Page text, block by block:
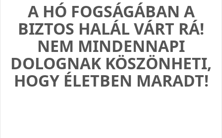
A HÓ FOGSÁGÁBAN A
BIZTOS HALÁL VÁRT RÁ!
NEM MINDENNAPI
DOLOGNAK KÖSZÖNHETI,
HOGY ÉLETBEN MARADT!